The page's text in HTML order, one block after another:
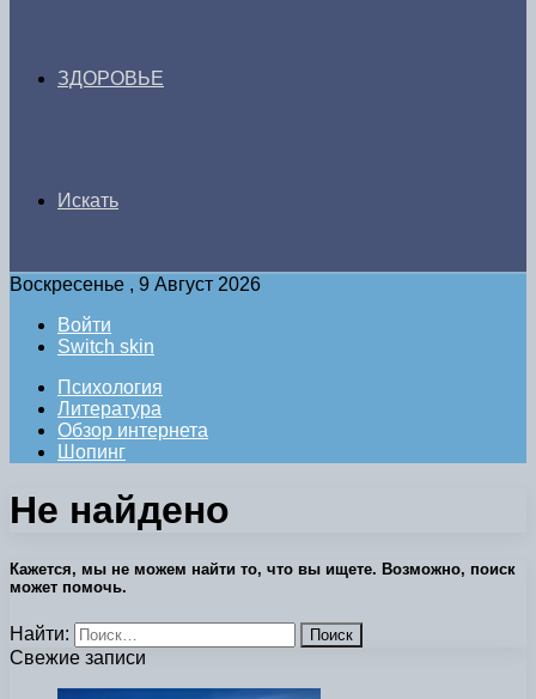
ЗДОРОВЬЕ
Искать
Воскресенье , 9 Август 2026
Войти
Switch skin
Психология
Литература
Обзор интернета
Шопинг
Не найдено
Кажется, мы не можем найти то, что вы ищете. Возможно, поиск
может помочь.
Найти:
Свежие записи